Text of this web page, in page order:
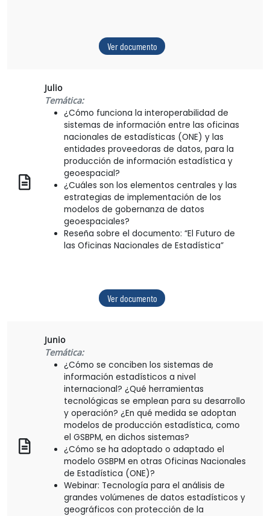
Ver documento
Julio
Temática:
¿Cómo funciona la interoperabilidad de
sistemas de información entre las oficinas
nacionales de estadísticas (ONE) y las
entidades proveedoras de datos, para la
producción de información estadística y
geoespacial?
¿Cuáles son los elementos centrales y las
estrategias de implementación de los
modelos de gobernanza de datos
geoespaciales?
Reseña sobre el documento: “El Futuro de
las Oficinas Nacionales de Estadística”
Ver documento
Junio
Temática:
¿Cómo se conciben los sistemas de
información estadísticos a nivel
internacional? ¿Qué herramientas
tecnológicas se emplean para su desarrollo
y operación? ¿En qué medida se adoptan
modelos de producción estadística, como
el GSBPM, en dichos sistemas?
¿Cómo se ha adoptado o adaptado el
modelo GSBPM en otras Oficinas Nacionales
de Estadística (ONE)?
Webinar: Tecnología para el análisis de
grandes volúmenes de datos estadísticos y
geográficos con protección de la